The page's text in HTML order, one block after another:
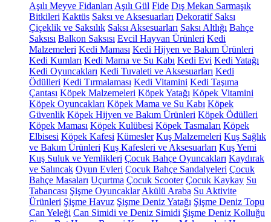
Aşılı Meyve Fidanları Aşılı Gül Fide Dış Mekan Sarmaşık
Bitkileri Kaktüs Saksı ve Aksesuarları Dekoratif Saksı
Çiçeklik ve Saksılık Saksı Aksesuarları Saksı Altlığı Bahçe
Saksısı Balkon Saksısı Evcil Hayvan Ürünleri Kedi
Malzemeleri Kedi Maması Kedi Hijyen ve Bakım Ürünleri
Kedi Kumları Kedi Mama ve Su Kabı Kedi Evi Kedi Yatağı
Kedi Oyuncakları Kedi Tuvaleti ve Aksesuarları Kedi
Ödülleri Kedi Tırmalaması Kedi Vitamini Kedi Taşıma
Çantası Köpek Malzemeleri Köpek Yatağı Köpek Vitamini
Köpek Oyuncakları Köpek Mama ve Su Kabı Köpek
Güvenlik Köpek Hijyen ve Bakım Ürünleri Köpek Ödülleri
Köpek Maması Köpek Kulübesi Köpek Tasmaları Köpek
Elbisesi Köpek Kafesi Kümesler Kuş Malzemeleri Kuş Sağlık
ve Bakım Ürünleri Kuş Kafesleri ve Aksesuarları Kuş Yemi
Kuş Suluk ve Yemlikleri Çocuk Bahçe Oyuncakları Kaydırak
ve Salıncak Oyun Evleri Çocuk Bahçe Sandalyeleri Çocuk
Bahçe Masaları Uçurtma Çocuk Scooter Çocuk Kaykay Su
Tabancası Şişme Oyuncaklar Akülü Araba Su Aktivite
Ürünleri Şişme Havuz Şişme Deniz Yatağı Şişme Deniz Topu
Can Yeleği Can Simidi ve Deniz Simidi Şişme Deniz Kolluğu